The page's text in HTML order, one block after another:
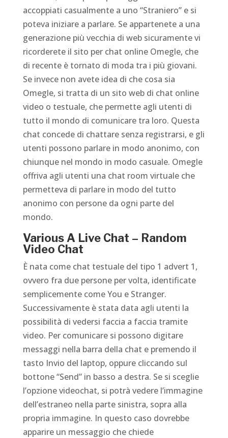
accoppiati casualmente a uno “Straniero” e si
poteva iniziare a parlare. Se appartenete a una
generazione più vecchia di web sicuramente vi
ricorderete il sito per chat online Omegle, che
di recente è tornato di moda tra i più giovani.
Se invece non avete idea di che cosa sia
Omegle, si tratta di un sito web di chat online
video o testuale, che permette agli utenti di
tutto il mondo di comunicare tra loro. Questa
chat concede di chattare senza registrarsi, e gli
utenti possono parlare in modo anonimo, con
chiunque nel mondo in modo casuale. Omegle
offriva agli utenti una chat room virtuale che
permetteva di parlare in modo del tutto
anonimo con persone da ogni parte del
mondo.
Various A Live Chat – Random
Video Chat
È nata come chat testuale del tipo 1 advert 1,
ovvero fra due persone per volta, identificate
semplicemente come You e Stranger.
Successivamente è stata data agli utenti la
possibilità di vedersi faccia a faccia tramite
video. Per comunicare si possono digitare
messaggi nella barra della chat e premendo il
tasto Invio del laptop, oppure cliccando sul
bottone “Send” in basso a destra. Se si sceglie
l’opzione videochat, si potrà vedere l’immagine
dell’estraneo nella parte sinistra, sopra alla
propria immagine. In questo caso dovrebbe
apparire un messaggio che chiede